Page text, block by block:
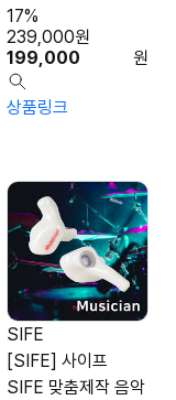
199,000 원
239,000원
17%
상품링크
SIFE
[SIFE] 사이프
SIFE 맞춤제작 음악